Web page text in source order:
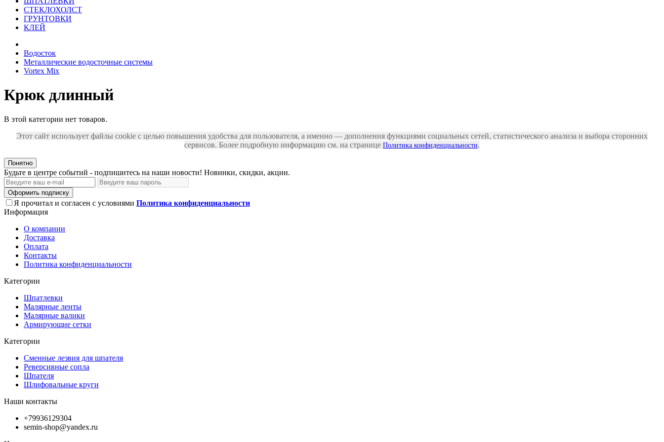
СТЕКЛОХОЛСТ
ГРУНТОВКИ
КЛЕЙ
Водосток
Металлические водосточные системы
Vortex Mix
Крюк длинный
В этой категории нет товаров.
Этот сайт использует файлы cookie с целью повышения удобства для пользователя, а именно — дополнения функциями социальных сетей, статистического анализа и выбора сторонних
сервисов. Более подробную информацию см. на странице Политика конфиденциальности.
Понятно
Будьте в центре событий - подпишитесь на наши новости! Новинки, скидки, акции.
Оформить подписку
Я прочитал и согласен с условиями Политика конфиденциальности
Информация
О компании
Доставка
Оплата
Контакты
Политика конфиденциальности
Категории
Шпатлевки
Малярные ленты
Малярные валики
Армирующие сетки
Категории
Сменные лезвия для шпателя
Реверсивные сопла
Шпателя
Шлифовальные круги
Наши контакты
+79936129304
semin-shop@yandex.ru